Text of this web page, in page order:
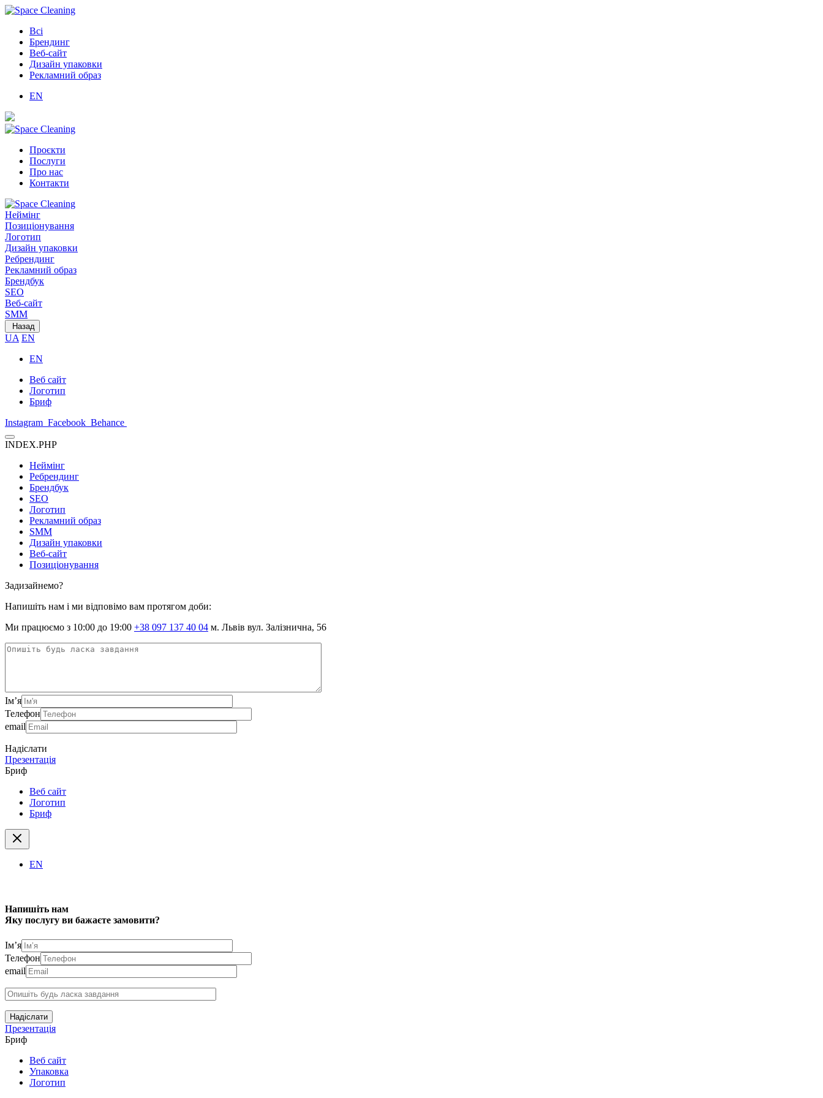
Всі
Брендинг
Веб-сайт
Дизайн упаковки
Рекламний образ
EN
Проєкти
Послуги
Про нас
Контакти
Неймінг
Позиціонування
Логотип
Дизайн упаковки
Ребрендинг
Рекламний образ
Брендбук
SEO
Веб-сайт
SMM
Назад
UA EN
EN
Веб сайт
Логотип
Бриф
Instagram Facebook Behance
INDEX.PHP
Неймінг
Ребрендинг
Брендбук
SEO
Логотип
Рекламний образ
SMM
Дизайн упаковки
Веб-сайт
Позиціонування
Задизайнемо?
Напишіть нам і ми відповімо вам протягом доби:
Ми працюємо з 10:00 до 19:00 +38 097 137 40 04 м. Львів вул. Залізнична, 56
Ім’я
Телефон
email
Надіслати
Презентація
Бриф
Веб сайт
Логотип
Бриф
EN
Напишіть нам
Яку послугу ви бажаєте замовити?
Ім’я
Телефон
email
Надіслати
Презентація
Бриф
Веб сайт
Упаковка
Логотип